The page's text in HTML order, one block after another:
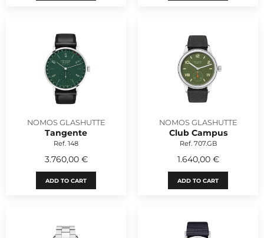
NOMOS GLASHUTTE
Tangente
Ref. 148
3.760,00 €
ADD TO CART
NOMOS GLASHUTTE
Club Campus
Ref. 707.GB
1.640,00 €
ADD TO CART